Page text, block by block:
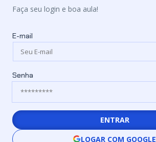
Faça seu login e boa aula!
E-mail
Senha
ENTRAR
LOGAR COM GOOGLE